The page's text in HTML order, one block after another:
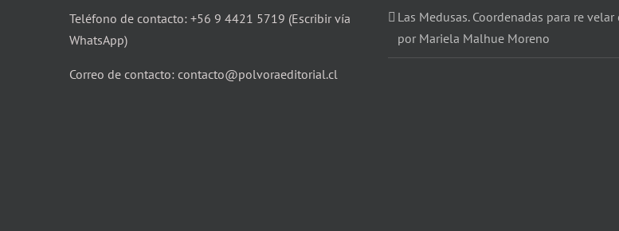
Teléfono de contacto: +56 9 4421 5719 (Escribir vía
WhatsApp)
Correo de contacto: contacto@polvoraeditorial.cl
Las Medusas. Coordenadas para re
por Mariela Malhue Moreno